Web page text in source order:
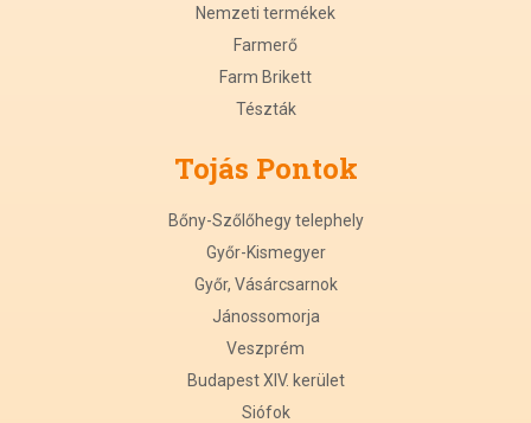
Nemzeti termékek
Farmerő
Farm Brikett
Tészták
Tojás Pontok
Bőny-Szőlőhegy telephely
Győr-Kismegyer
Győr, Vásárcsarnok
Jánossomorja
Veszprém
Budapest XIV. kerület
Siófok